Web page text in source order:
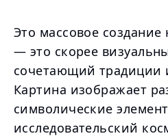
Это массовое создание
— это скорее
сочетающий традиции
Картина изображает
символические
исследовательский